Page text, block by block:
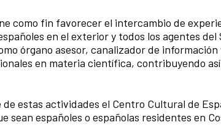
como fin favorecer el intercambio de
en el exterior y todos los agentes
órgano asesor, canalizador de
en materia científica, contribuyendo
de estas actividades el Centro Cultural de
sean españoles o españolas residentes en